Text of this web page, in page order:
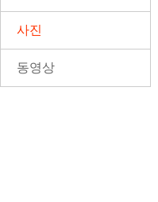
사진
동영상